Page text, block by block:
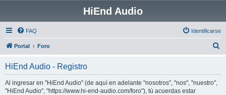
HiEnd Audio
FAQ Identificarse
Portal Foro
HiEnd Audio - Registro
Al ingresar en "HiEnd Audio" (de aquí en adelante "nosotros", "nos", "nuestro",
"HiEnd Audio", "https://www.hi-end-audio.com/foro"), tú acuerdas estar